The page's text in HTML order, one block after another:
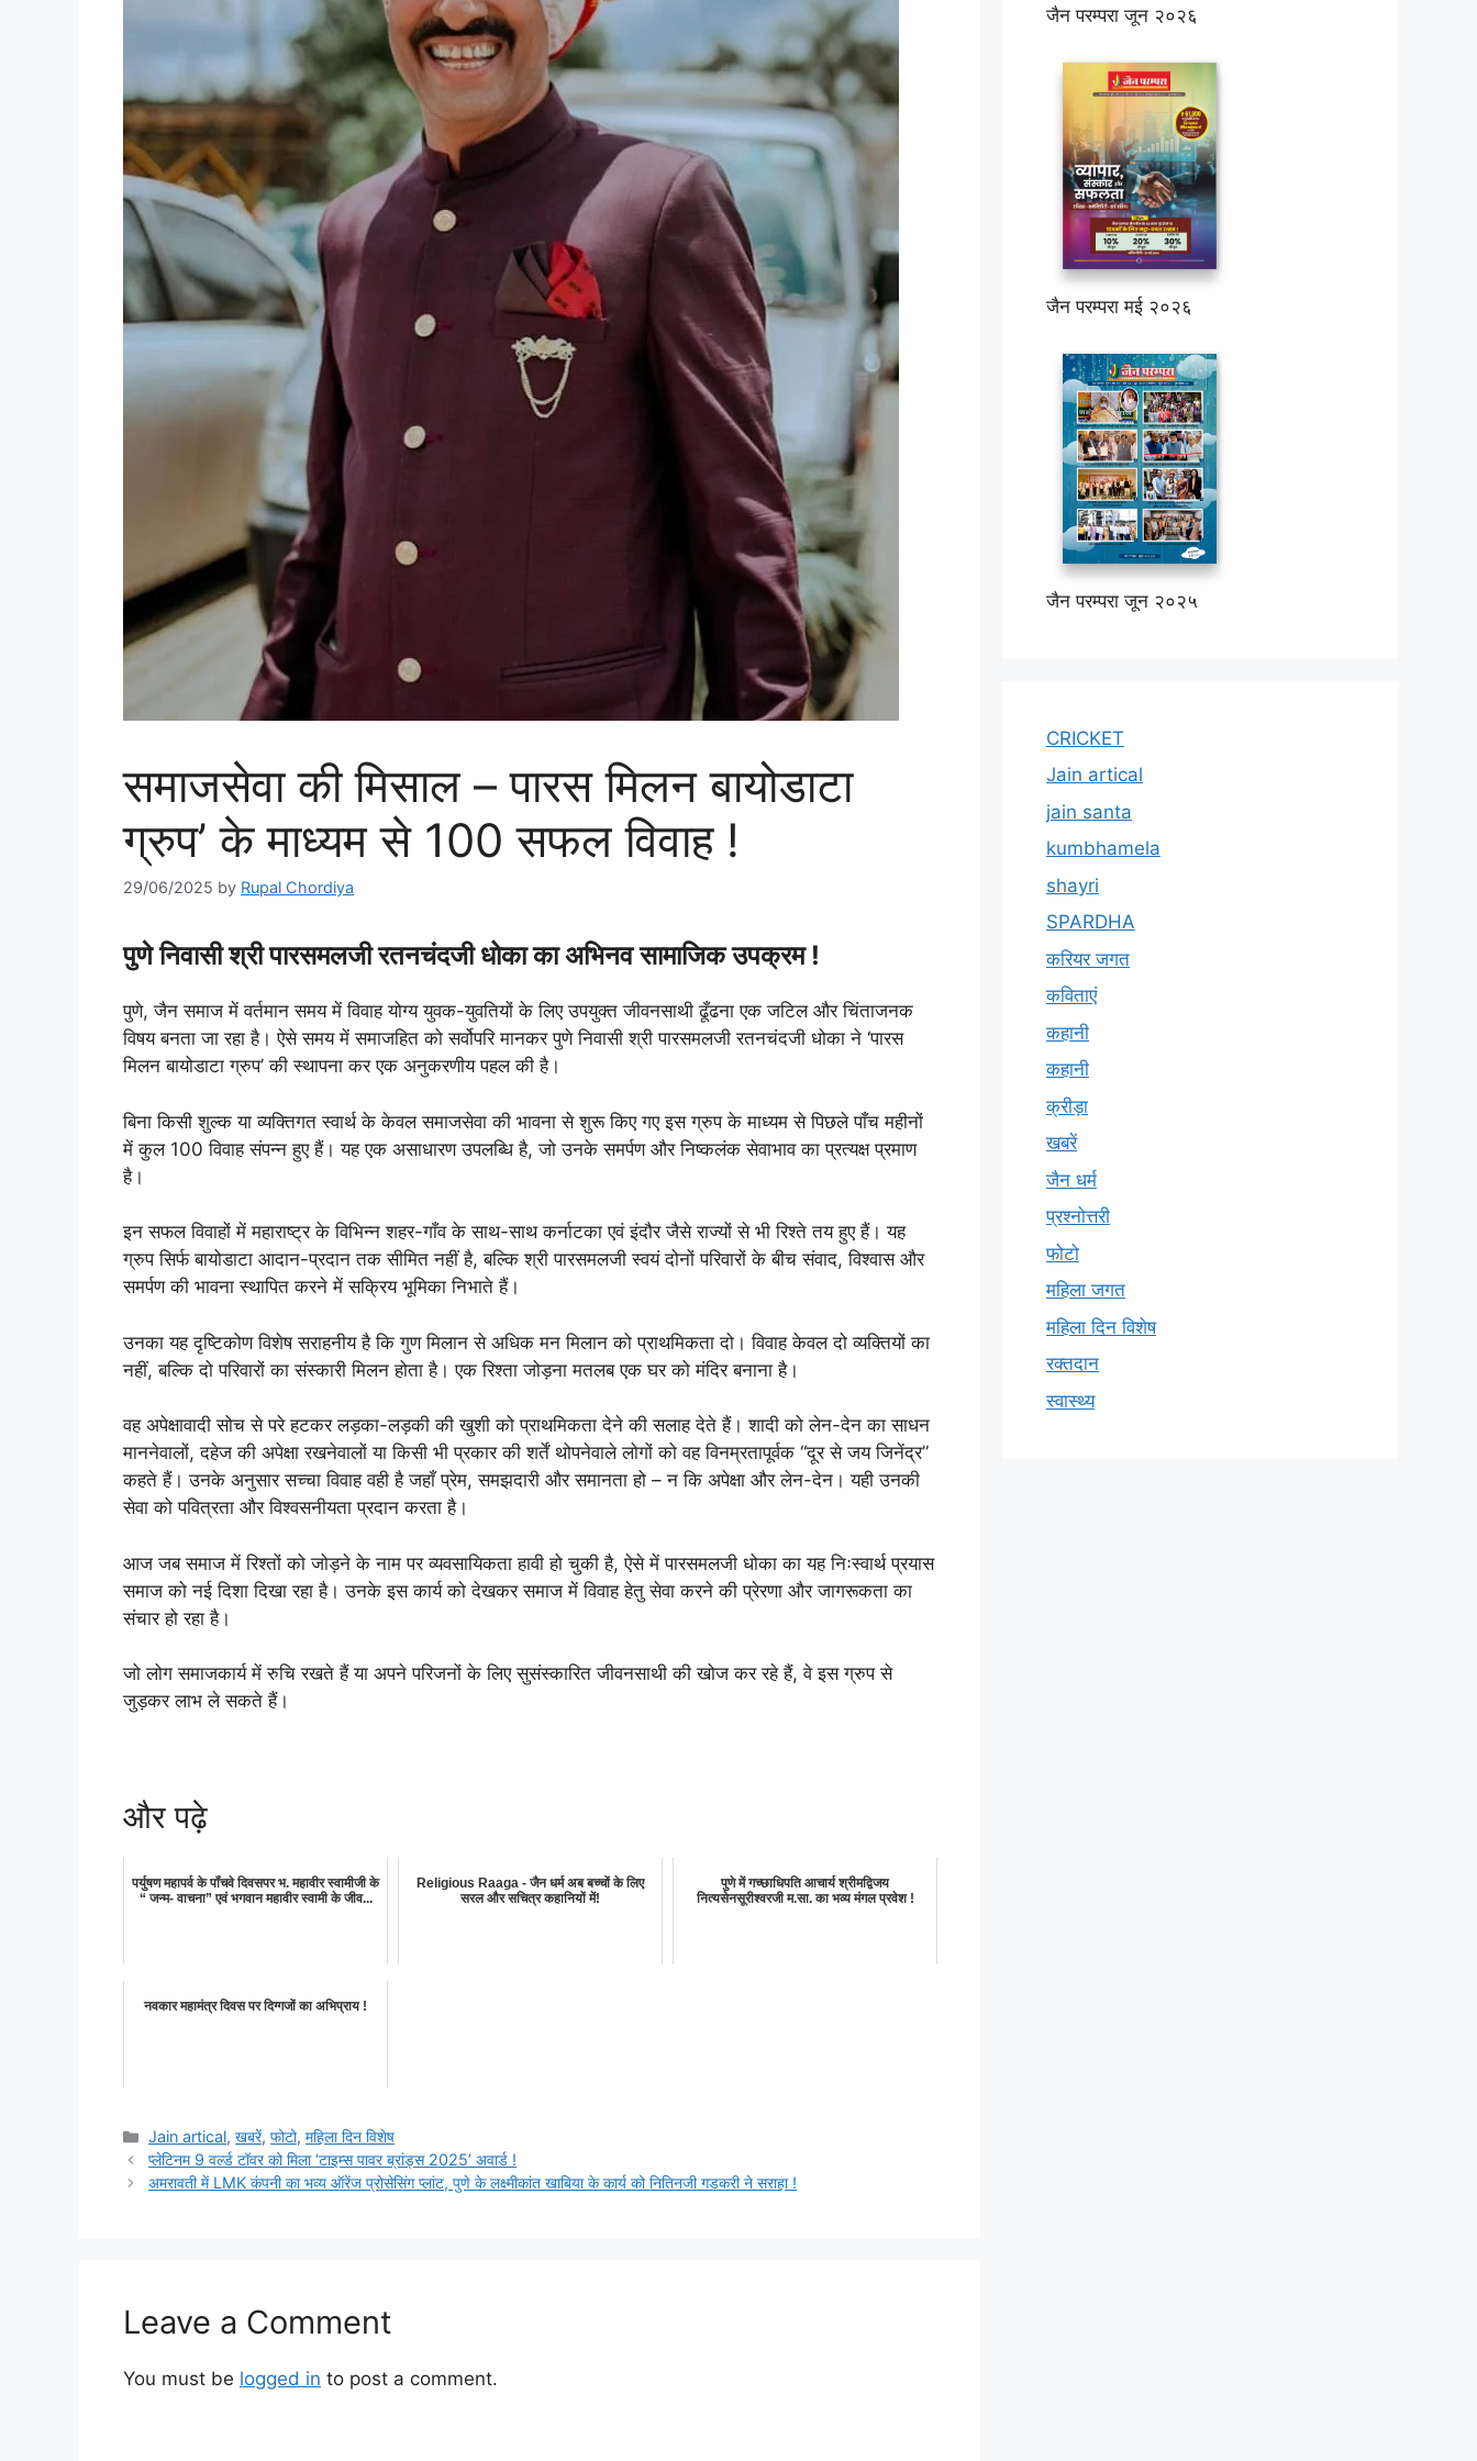
समाजसेवा की मिसाल – पारस मिलन बायोडाटा
ग्रुप’ के माध्यम से 100 सफल विवाह !
29/06/2025 by Rupal Chordiya
पुणे निवासी श्री पारसमलजी रतनचंदजी धोका का अभिनव सामाजिक उपक्रम !
पुणे, जैन समाज में वर्तमान समय में विवाह योग्य युवक-युवतियों के लिए उपयुक्त जीवनसाथी ढूँढना एक जटिल और चिंताजनक
विषय बनता जा रहा है। ऐसे समय में समाजहित को सर्वोपरि मानकर पुणे निवासी श्री पारसमलजी रतनचंदजी धोका ने ‘पारस
मिलन बायोडाटा ग्रुप’ की स्थापना कर एक अनुकरणीय पहल की है।
बिना किसी शुल्क या व्यक्तिगत स्वार्थ के केवल समाजसेवा की भावना से शुरू किए गए इस ग्रुप के माध्यम से पिछले पाँच महीनों
में कुल 100 विवाह संपन्न हुए हैं। यह एक असाधारण उपलब्धि है, जो उनके समर्पण और निष्कलंक सेवाभाव का प्रत्यक्ष प्रमाण
है।
इन सफल विवाहों में महाराष्ट्र के विभिन्न शहर-गाँव के साथ-साथ कर्नाटका एवं इंदौर जैसे राज्यों से भी रिश्ते तय हुए हैं। यह
ग्रुप सिर्फ बायोडाटा आदान-प्रदान तक सीमित नहीं है, बल्कि श्री पारसमलजी स्वयं दोनों परिवारों के बीच संवाद, विश्वास और
समर्पण की भावना स्थापित करने में सक्रिय भूमिका निभाते हैं।
उनका यह दृष्टिकोण विशेष सराहनीय है कि गुण मिलान से अधिक मन मिलान को प्राथमिकता दो। विवाह केवल दो व्यक्तियों का
नहीं, बल्कि दो परिवारों का संस्कारी मिलन होता है। एक रिश्ता जोड़ना मतलब एक घर को मंदिर बनाना है।
वह अपेक्षावादी सोच से परे हटकर लड़का-लड़की की खुशी को प्राथमिकता देने की सलाह देते हैं। शादी को लेन-देन का साधन
माननेवालों, दहेज की अपेक्षा रखनेवालों या किसी भी प्रकार की शर्तें थोपनेवाले लोगों को वह विनम्रतापूर्वक “दूर से जय जिनेंद्र”
कहते हैं। उनके अनुसार सच्चा विवाह वही है जहाँ प्रेम, समझदारी और समानता हो – न कि अपेक्षा और लेन-देन। यही उनकी
सेवा को पवित्रता और विश्वसनीयता प्रदान करता है।
आज जब समाज में रिश्तों को जोड़ने के नाम पर व्यवसायिकता हावी हो चुकी है, ऐसे में पारसमलजी धोका का यह निःस्वार्थ प्रयास
समाज को नई दिशा दिखा रहा है। उनके इस कार्य को देखकर समाज में विवाह हेतु सेवा करने की प्रेरणा और जागरूकता का
संचार हो रहा है।
जो लोग समाजकार्य में रुचि रखते हैं या अपने परिजनों के लिए सुसंस्कारित जीवनसाथी की खोज कर रहे हैं, वे इस ग्रुप से
जुड़कर लाभ ले सकते हैं।
और पढ़े
पर्युषण महापर्व के पॉंचवे दिवसपर भ. महावीर स्वामीजी के
“ जन्म- वाचना” एवं भगवान महावीर स्वामी के जीव...
Religious Raaga - जैन धर्म अब बच्चों के लिए
सरल और सचित्र कहानियों में!
पुणे में गच्छाधिपति आचार्य श्रीमद्विजय
नित्यसेनसूरीश्वरजी म.सा. का भव्य मंगल प्रवेश !
नवकार महामंत्र दिवस पर दिग्गजों का अभिप्राय !
Categories
Jain artical,खबरें,फोटो,महिला दिन विशेष
प्लेटिनम 9 वर्ल्ड टॉवर को मिला ‘टाइम्स पावर ब्रांड्स 2025’ अवार्ड !
अमरावती में LMK कंपनी का भव्य ऑरेंज प्रोसेसिंग प्लांट, पुणे के लक्ष्मीकांत खाबिया के कार्य को नितिनजी गडकरी ने सराहा !
Leave a Comment
You must be logged in to post a comment.
जैन परम्परा जून २०२६
जैन परम्परा मई २०२६
जैन परम्परा जून २०२५
CRICKET
Jain artical
jain santa
kumbhamela
shayri
SPARDHA
करियर जगत
कविताएं
कहानी
कहानी
क्रीड़ा
खबरें
जैन धर्म
प्रश्नोत्तरी
फोटो
महिला जगत
महिला दिन विशेष
रक्तदान
स्वास्थ्य